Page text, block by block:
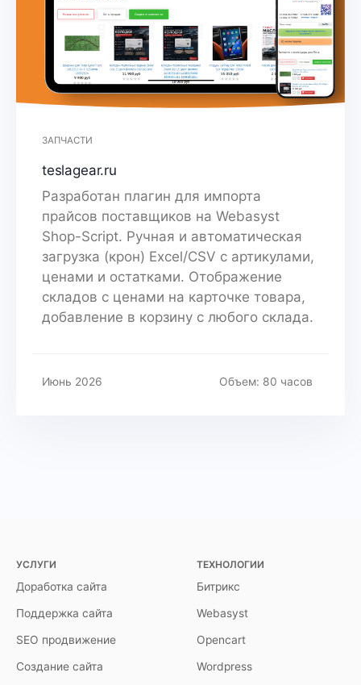
ЗАПЧАСТИ
teslagear.ru
Разработан плагин для импорта
прайсов поставщиков на Webasyst
Shop-Script. Ручная и автоматическая
загрузка (крон) Excel/CSV с артикулами,
ценами и остатками. Отображение
складов с ценами на карточке товара,
добавление в корзину с любого склада.
Июнь 2026 Объем: 80 часов
УСЛУГИ
Доработка сайта
Поддержка сайта
SEO продвижение
Создание сайта
ТЕХНОЛОГИИ
Битрикс
Webasyst
Opencart
Wordpress